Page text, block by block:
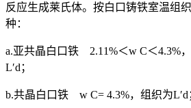
反应生成莱氏体。按白口铸铁室温组
种：
a.亚共晶白口铁 2.11%＜w C＜4.3%
L′d ；
b.共晶白口铁 w C= 4.3%，组织为L′d